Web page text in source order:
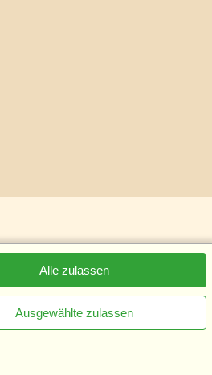
Alle zulassen
Ausgewählte zulassen